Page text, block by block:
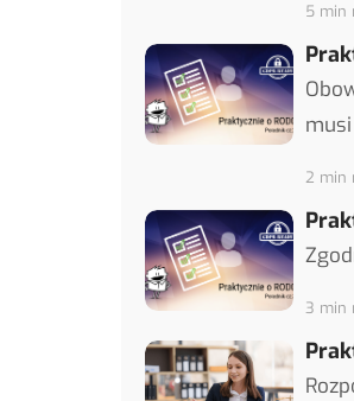
5 min
musi
2 min
3 min